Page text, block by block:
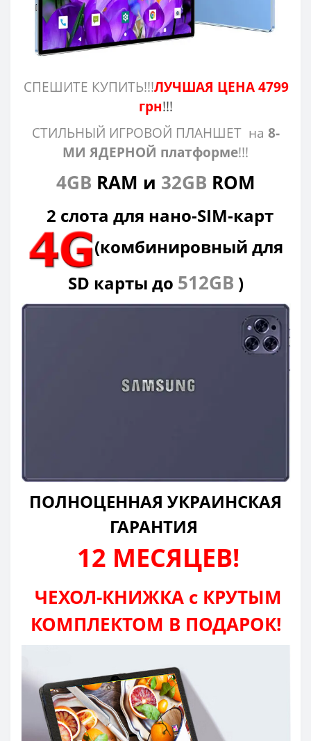
СПЕШИТЕ КУПИТЬ!!!ЛУЧШАЯ ЦЕНА 4799
грн!!!
СТИЛЬНЫЙ ИГРОВОЙ ПЛАНШЕТ на8-
МИ ЯДЕРНОЙ платформе!!!
4GB RAM и 32GB ROM
2 слота для нано-SIM-карт
(комбинировный для
SD карты до 512GB )
ПОЛНОЦЕННАЯ УКРАИНСКАЯ
ГАРАНТИЯ
12 МЕСЯЦЕВ!
ЧЕХОЛ-КНИЖКА с КРУТЫМ
КОМПЛЕКТОМ В ПОДАРОК!